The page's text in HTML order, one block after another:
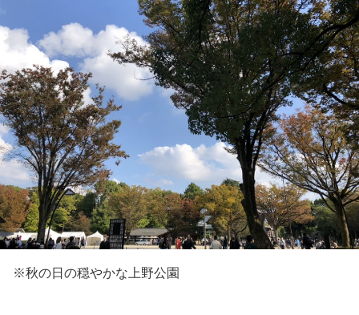
※秋の日の穏やかな上野公園